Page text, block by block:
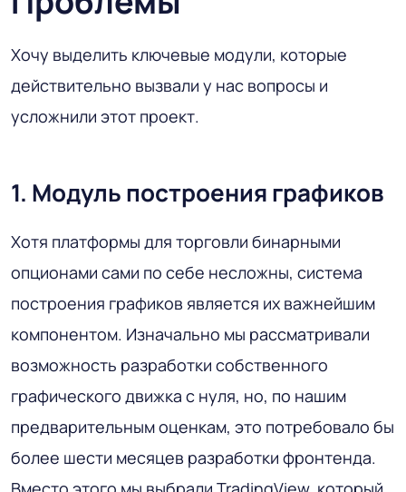
Хочу выделить ключевые модули, которые
действительно вызвали у нас вопросы и
усложнили этот проект.
1. Модуль построения графиков
Хотя платформы для торговли бинарными
опционами сами по себе несложны, система
построения графиков является их важнейшим
компонентом. Изначально мы рассматривали
возможность разработки собственного
графического движка с нуля, но, по нашим
предварительным оценкам, это потребовало бы
более шести месяцев разработки фронтенда.